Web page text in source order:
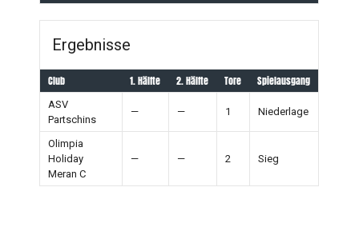
Ergebnisse
Club 1. Hälfte 2. Hälfte Tore Spielausgang
ASV
Partschins
— — 1 Niederlage
Olimpia
Holiday
Meran C
— — 2 Sieg